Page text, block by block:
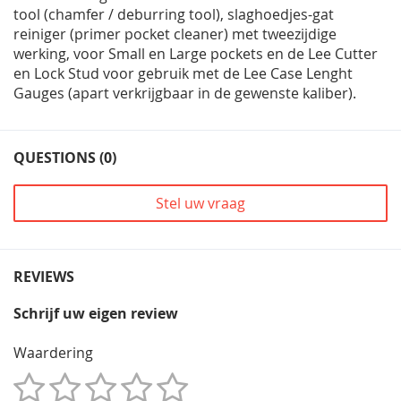
tool (chamfer / deburring tool), slaghoedjes-gat
reiniger (primer pocket cleaner) met tweezijdige
werking, voor Small en Large pockets en de Lee Cutter
en Lock Stud voor gebruik met de Lee Case Lenght
Gauges (apart verkrijgbaar in de gewenste kaliber).
QUESTIONS (0)
Stel uw vraag
REVIEWS
Schrijf uw eigen review
Waardering